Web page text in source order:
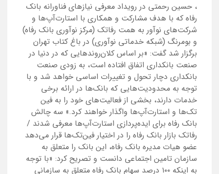
، حسین رحمتی در رویداد معرفی نیازهای فناورانه بانک
رفاه که با هدف مشارکت و همکاری با استارت‌آپ‌ها و
شرکت‌های نوآور به همت رفاتک (مرکز نوآوری بانک رفاه)
و بومرنگ (شبکه خدماتی نوآوری) در باغ کتاب تهران
برگزار شد گفت: «بر اساس کلان‌روندهایی که در دنیا در
صنعت بانکداری اتفاق افتاده است، به زودی صنعت
بانکداری دچار تحول و تغییرات اساسی خواهد شد و با
توجه به محدودیت‌هایی که بانک‌ها در ارائه برخی
خدمات دارند، بخشی از فعالیت‌های خود را به فین
تک‌ها و استارت‌آپ‌ها واگذار خواهند کرد.» سه چالش
بانک رفاه برای ایده‌پردازی استارت‌آپ‌ها معرفی شدند /
رفاتک بازار بانک رفاه را در اختیار فین‌تک‌ها قرار می‌دهد
عضو هیات مدیره بانک رفاه، این بانک را متعلق به
سازمان تامین اجتماعی دانست و تصریح کرد: «با توجه
به اینکه ۱۰۰ درصد سهام بانک رفاه متعلق به سازمانی